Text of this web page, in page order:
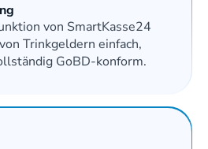
von SmartKasse24
Trinkgeldern einfach,
GoBD-konform.